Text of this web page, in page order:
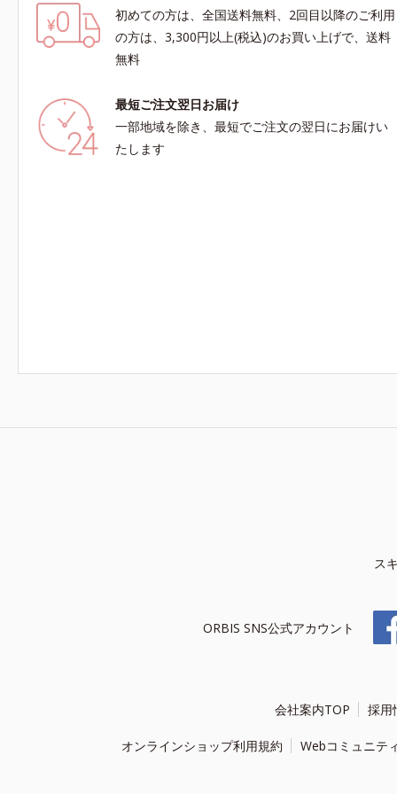
初めての方は、全国送料無料、2回目以降のご利用
の方は、3,300円以上(税込)のお買い上げで、送料
無料
最短ご注文翌日お届け
一部地域を除き、最短でご注文の翌日にお届けい
たします
ス
ORBIS SNS公式アカウント
会社案内TOP 採用
オンラインショップ利用規約 Webコミュニテ